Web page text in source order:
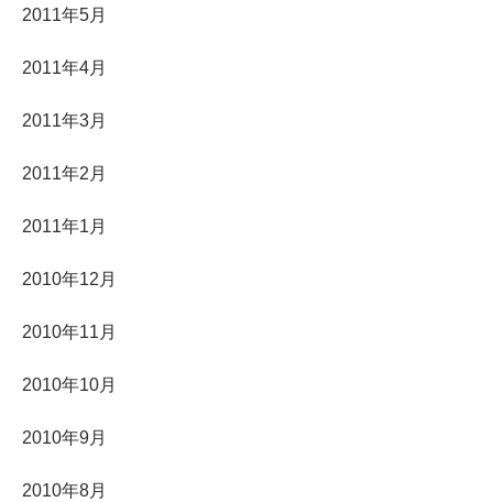
2011年5月
2011年4月
2011年3月
2011年2月
2011年1月
2010年12月
2010年11月
2010年10月
2010年9月
2010年8月